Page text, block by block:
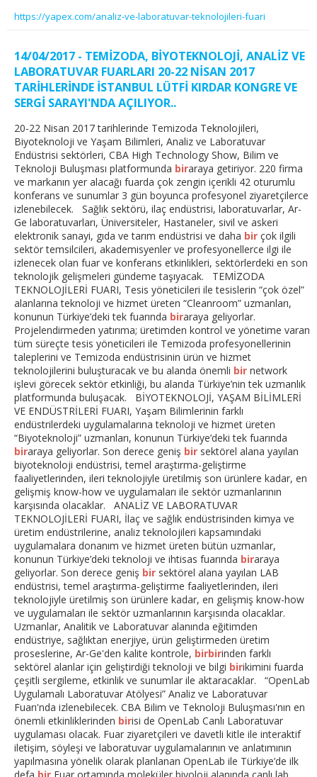
https://yapex.com/analiz-ve-laboratuvar-teknolojileri-fuari
14/04/2017 - TEMİZODA, BİYOTEKNOLOJİ, ANALİZ VE
LABORATUVAR FUARLARI 20-22 NİSAN 2017
TARİHLERİNDE İSTANBUL LÜTFİ KIRDAR KONGRE VE
SERGİ SARAYI'NDA AÇILIYOR..
20-22 Nisan 2017 tarihlerinde Temizoda Teknolojileri,
Biyoteknoloji ve Yaşam Bilimleri, Analiz ve Laboratuvar
Endüstrisi sektörleri, CBA High Technology Show, Bilim ve
Teknoloji Buluşması platformunda biraraya getiriyor. 220 firma
ve markanın yer alacağı fuarda çok zengin içerikli 42 oturumlu
konferans ve sunumlar 3 gün boyunca profesyonel ziyaretçilerce
izlenebilecek. Sağlık sektörü, ilaç endüstrisi, laboratuvarlar, Ar-
Ge laboratuvarları, Üniversiteler, Hastaneler, sivil ve askeri
elektronik sanayi, gıda ve tarım endüstrisi ve daha bir çok ilgili
sektör temsilcileri, akademisyenler ve profesyonellerce ilgi ile
izlenecek olan fuar ve konferans etkinlikleri, sektörlerdeki en son
teknolojik gelişmeleri gündeme taşıyacak. TEMİZODA
TEKNOLOJİLERİ FUARI, Tesis yöneticileri ile tesislerin “çok özel”
alanlarına teknoloji ve hizmet üreten “Cleanroom” uzmanları,
konunun Türkiye’deki tek fuarında biraraya geliyorlar.
Projelendirmeden yatırıma; üretimden kontrol ve yönetime varan
tüm süreçte tesis yöneticileri ile Temizoda profesyonellerinin
taleplerini ve Temizoda endüstrisinin ürün ve hizmet
teknolojilerini buluşturacak ve bu alanda önemli bir network
işlevi görecek sektör etkinliği, bu alanda Türkiye’nin tek uzmanlık
platformunda buluşacak. BİYOTEKNOLOJİ, YAŞAM BİLİMLERİ
VE ENDÜSTRİLERİ FUARI, Yaşam Bilimlerinin farklı
endüstrilerdeki uygulamalarına teknoloji ve hizmet üreten
“Biyoteknoloji” uzmanları, konunun Türkiye’deki tek fuarında
biraraya geliyorlar. Son derece geniş bir sektörel alana yayılan
biyoteknoloji endüstrisi, temel araştırma-geliştirme
faaliyetlerinden, ileri teknolojiyle üretilmiş son ürünlere kadar, en
gelişmiş know-how ve uygulamaları ile sektör uzmanlarının
karşısında olacaklar. ANALİZ VE LABORATUVAR
TEKNOLOJİLERİ FUARI, İlaç ve sağlık endüstrisinden kimya ve
üretim endüstrilerine, analiz teknolojileri kapsamındaki
uygulamalara donanım ve hizmet üreten bütün uzmanlar,
konunun Türkiye’deki teknoloji ve ihtisas fuarında biraraya
geliyorlar. Son derece geniş bir sektörel alana yayılan LAB
endüstrisi, temel araştırma-geliştirme faaliyetlerinden, ileri
teknolojiyle üretilmiş son ürünlere kadar, en gelişmiş know-how
ve uygulamaları ile sektör uzmanlarının karşısında olacaklar.
Uzmanlar, Analitik ve Laboratuvar alanında eğitimden
endüstriye, sağlıktan enerjiye, ürün geliştirmeden üretim
proseslerine, Ar-Ge'den kalite kontrole, birbirinden farklı
sektörel alanlar için geliştirdiği teknoloji ve bilgi birikimini fuarda
çeşitli sergileme, etkinlik ve sunumlar ile aktaracaklar. “OpenLab
Uygulamalı Laboratuvar Atölyesi” Analiz ve Laboratuvar
Fuarı'nda izlenebilecek. CBA Bilim ve Teknoloji Buluşması'nın en
önemli etkinliklerinden birisi de OpenLab Canlı Laboratuvar
uygulaması olacak. Fuar ziyaretçileri ve davetli kitle ile interaktif
iletişim, söyleşi ve laboratuvar uygulamalarının ve anlatımının
yapılmasına yönelik olarak planlanan OpenLab ile Türkiye’de ilk
defa bir Fuar ortamında moleküler biyoloji alanında canlı lab